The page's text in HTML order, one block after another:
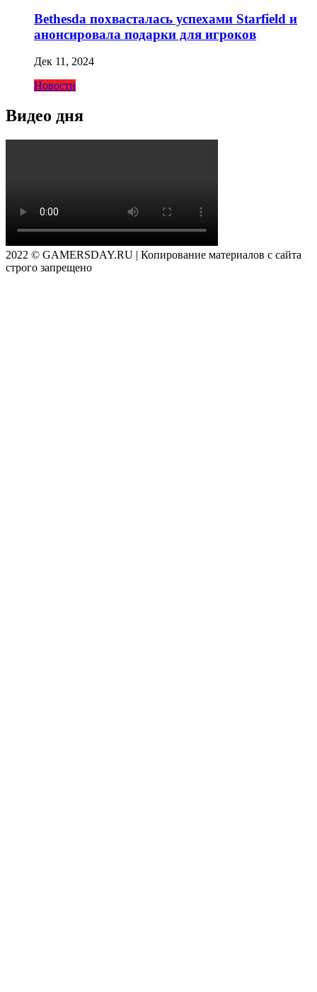
Bethesda похвасталась успехами Starfield и
анонсировала подарки для игроков
Дек 11, 2024
Новости
Видео дня
2022 © GAMERSDAY.RU | Копирование материалов с сайта
строго запрещено